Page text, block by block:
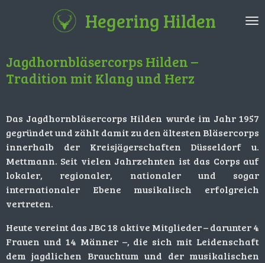
Hauptinhalt
Hegering Hilden
Jagdhornbläsercorps Hilden –
Tradition mit Klang und Herz
Das Jagdhornbläsercorps Hilden wurde im Jahr 1957
gegründet und zählt damit zu den ältesten Bläsercorps
innerhalb der Kreisjägerschaften Düsseldorf u.
Mettmann. Seit vielen Jahrzehnten ist das Corps auf
lokaler, regionaler, nationaler und sogar
internationaler Ebene musikalisch erfolgreich
vertreten.
Heute vereint das JBC 18 aktive Mitglieder – darunter 4
Frauen und 14 Männer –, die sich mit Leidenschaft
dem jagdlichen Brauchtum und der musikalischen